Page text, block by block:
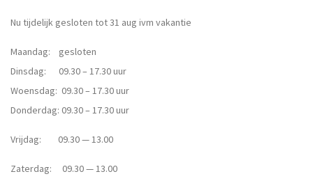
Nu tijdelijk gesloten tot 31 aug ivm vakantie
Maandag: gesloten
Dinsdag: 09.30 – 17.30 uur
Woensdag: 09.30 – 17.30 uur
Donderdag: 09.30 – 17.30 uur
Vrijdag: 09.30 — 13.00
Zaterdag: 09.30 — 13.00